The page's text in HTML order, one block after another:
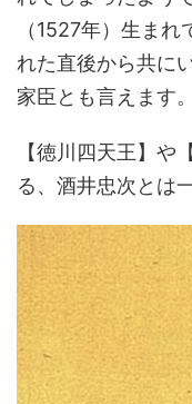
（1527年）生ま
れた直後から共に
家臣とも言えます。
【徳川四天王】や
る、酒井忠次とは